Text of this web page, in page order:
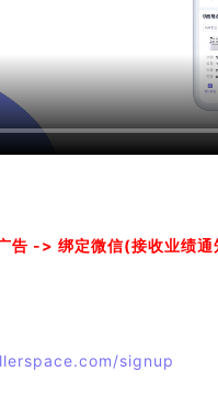
告 -> 绑定微信(接收业绩
signup